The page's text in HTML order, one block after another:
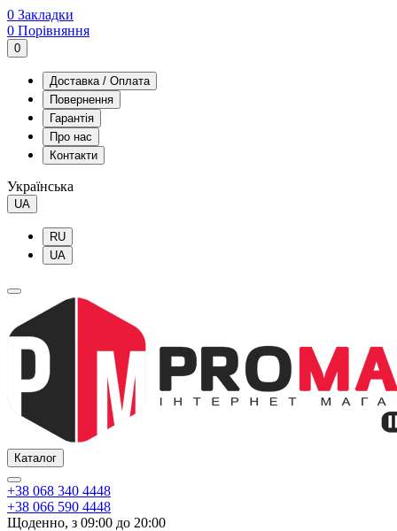
0 Закладки
0 Порівняння
0
Доставка / Оплата
Повернення
Гарантія
Про нас
Контакти
Українська
UA
RU
UA
Каталог
+38 068 340 4448
+38 066 590 4448
Щоденно, з 09:00 до 20:00